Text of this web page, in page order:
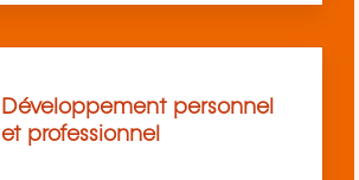
Développement personnel
et professionnel